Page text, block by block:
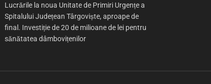
Lucrările la noua Unitate de Primiri Urgențe a
Spitalului Județean Târgoviște, aproape de
final. Investiție de 20 de milioane de lei pentru
sănătatea dâmbovițenilor